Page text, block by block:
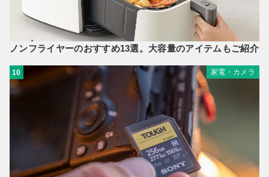
ノンフライヤーのおすすめ13選。大容量のアイテムもご紹介
10 家電・カメラ